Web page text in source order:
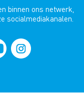
binnen ons netwerk,
socialmediakanalen.